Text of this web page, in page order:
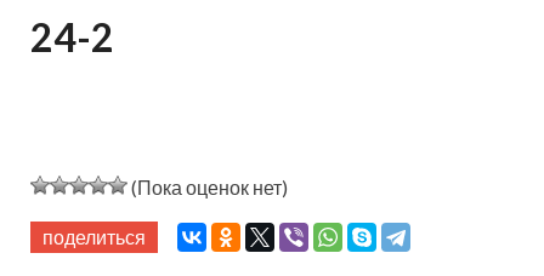
24-2
(Пока оценок нет)
поделиться